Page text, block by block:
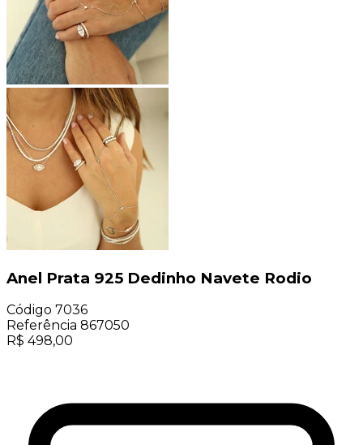
Anel Prata 925 Dedinho Navete Rodio
Código 7036
Referência 867050
R$ 498,00